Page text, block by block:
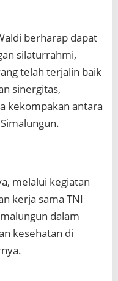
berharap dapat
silaturrahmi,
telah terjalin baik
sinergitas,
kekompakan antara
melalui kegiatan
kerja sama TNI
dalam
kesehatan di